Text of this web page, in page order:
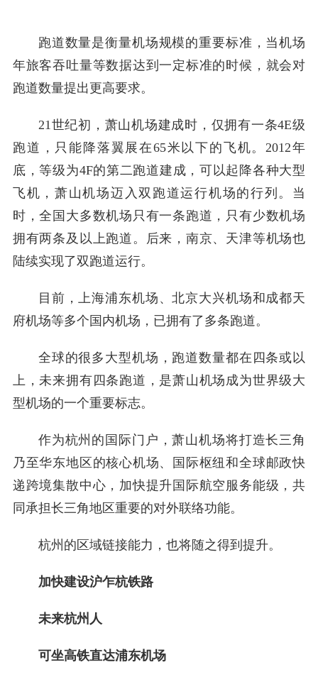
跑道数量是衡量机场规模的重要标准，当机场
年旅客吞吐量等数据达到一定标准的时候，就会对
跑道数量提出更高要求。
21世纪初，萧山机场建成时，仅拥有一条4E级
跑道，只能降落翼展在65米以下的飞机。2012年
底，等级为4F的第二跑道建成，可以起降各种大型
飞机，萧山机场迈入双跑道运行机场的行列。当
时，全国大多数机场只有一条跑道，只有少数机场
拥有两条及以上跑道。后来，南京、天津等机场也
陆续实现了双跑道运行。
目前，上海浦东机场、北京大兴机场和成都天
府机场等多个国内机场，已拥有了多条跑道。
全球的很多大型机场，跑道数量都在四条或以
上，未来拥有四条跑道，是萧山机场成为世界级大
型机场的一个重要标志。
作为杭州的国际门户，萧山机场将打造长三角
乃至华东地区的核心机场、国际枢纽和全球邮政快
递跨境集散中心，加快提升国际航空服务能级，共
同承担长三角地区重要的对外联络功能。
杭州的区域链接能力，也将随之得到提升。
加快建设沪乍杭铁路
未来杭州人
可坐高铁直达浦东机场